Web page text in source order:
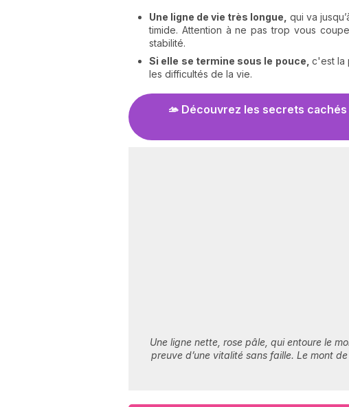
Une ligne de vie très longue, qui va
timide. Attention à ne pas trop vous
stabilité.
Si elle se termine sous le pouce, c'est la
les difficultés de la vie.
🫴 Découvrez les secrets
Une ligne nette, rose pâle, qui entoure le
preuve d’une vitalité sans faille. Le mont